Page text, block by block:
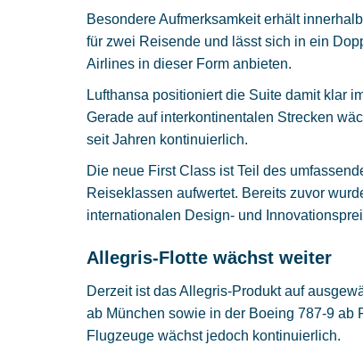
Besondere Aufmerksamkeit erhält
für zwei Reisende und lässt sich in ein
Airlines in dieser Form anbieten.
Lufthansa positioniert die Suite damit klar
Gerade auf interkontinentalen Strecken
seit Jahren kontinuierlich.
Die neue First Class ist Teil des
Reiseklassen aufwertet. Bereits zuvor
internationalen Design- und
Allegris-Flotte wächst weiter
Derzeit ist das Allegris-Produkt auf
ab München sowie in der Boeing 787-9 ab
Flugzeuge wächst jedoch kontinuierlich.